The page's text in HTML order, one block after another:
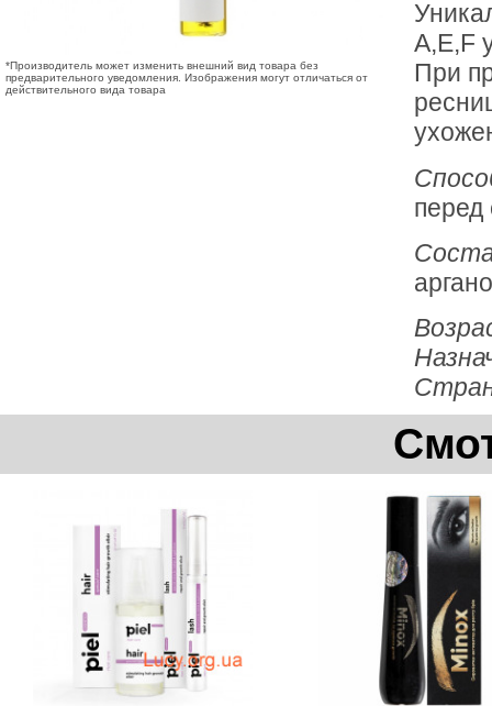
*Производитель может изменить внешний вид товара без
предварительного уведомления. Изображения могут отличаться от
действительного вида товара
А,Е,F
При
перед